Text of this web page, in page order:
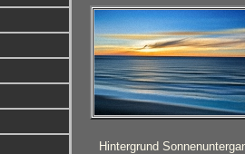
Hintergrund